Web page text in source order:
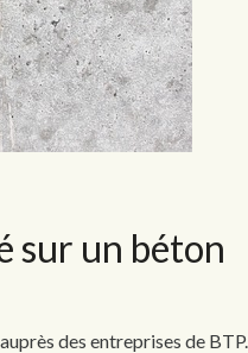
sur un béton
des entreprises de BTP.